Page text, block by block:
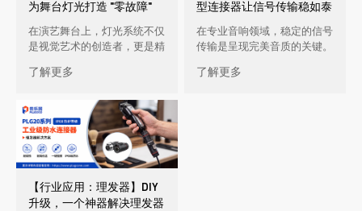
为舞台灯光打造 "零故障"
的艺术桥梁
在演艺舞台上，灯光系统不仅
是视觉艺术的创造者，更是精
模的不断升级，灯光设备对连
了解更多
型连接器让信号传输稳如泰
山
在专业音响领域，稳定的信号
传输是呈现完美音质的关键。
还是剧场细腻的环绕音效，音
了解更多
【行业应用：理发器】DIY
升级，一个神器解决理发器